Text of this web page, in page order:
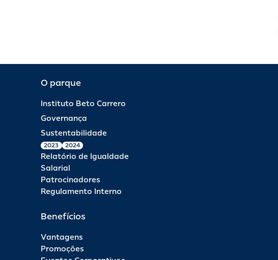
O parque
Instituto Beto Carrero
Governança
Sustentabilidade
2023 2024
Relatório de Igualdade
Salarial
Patrocinadores
Regulamento Interno
Benefícios
Vantagens
Promoções